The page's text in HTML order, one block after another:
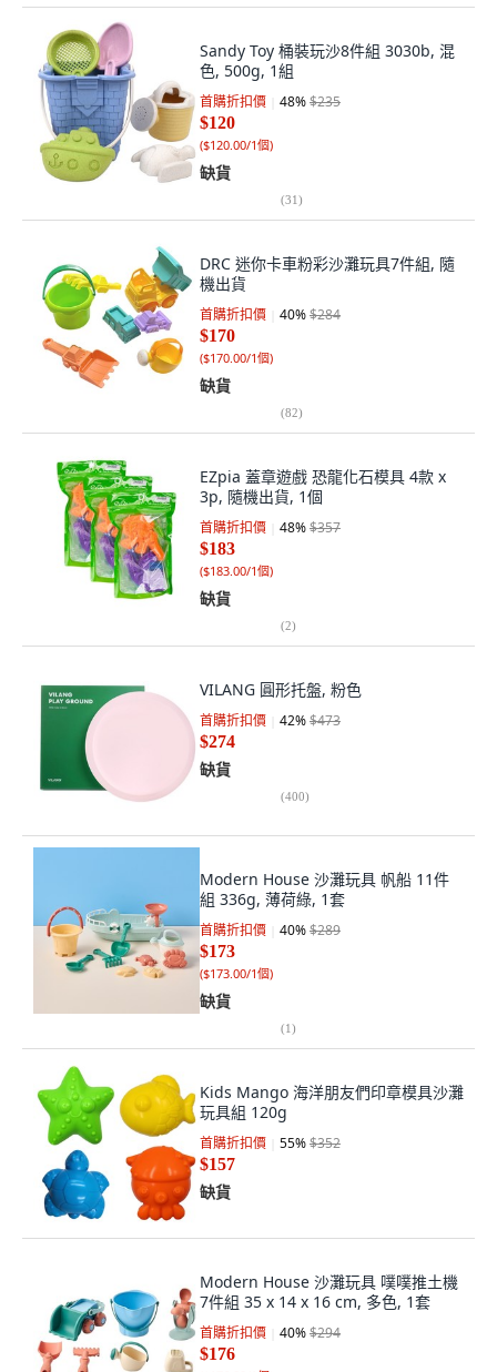
Sandy Toy 桶裝玩沙8件組 3030b, 混
色, 500g, 1組
首購折扣價 48%$235
$120
($120.00/1個)
缺貨
(31)
DRC 迷你卡車粉彩沙灘玩具7件組, 隨
機出貨
首購折扣價 40%$284
$170
($170.00/1個)
缺貨
(82)
EZpia 蓋章遊戲 恐龍化石模具 4款 x
3p, 隨機出貨, 1個
首購折扣價 48%$357
$183
($183.00/1個)
缺貨
(2)
VILANG 圓形托盤, 粉色
首購折扣價 42%$473
$274
缺貨
(400)
Modern House 沙灘玩具 帆船 11件
組 336g, 薄荷綠, 1套
首購折扣價 40%$289
$173
($173.00/1個)
缺貨
(1)
Kids Mango 海洋朋友們印章模具沙灘
玩具組 120g
首購折扣價 55%$352
$157
缺貨
Modern House 沙灘玩具 噗噗推土機
7件組 35 x 14 x 16 cm, 多色, 1套
首購折扣價 40%$294
$176